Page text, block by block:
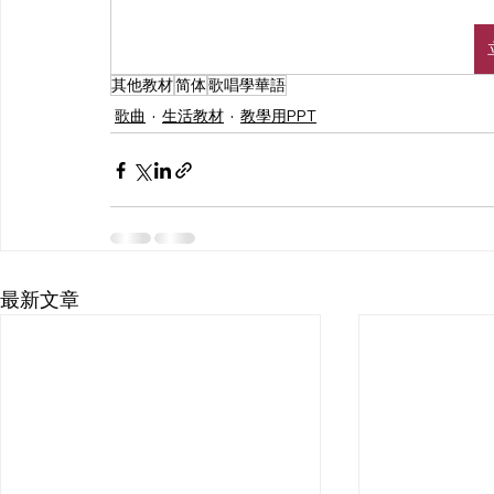
其他教材简体歌唱學華語
歌曲
生活教材 教學用PPT
最新文章